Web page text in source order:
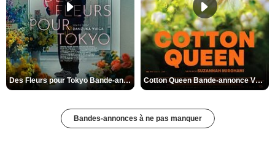
Des Fleurs pour Tokyo Bande-annonce VO STFR Cotton Queen Bande-annonce VO STFR
Bandes-annonces à ne pas manquer